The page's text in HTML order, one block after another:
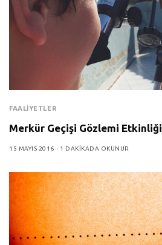
FAALIYETLER
Merkür Geçişi Gözlemi Etkinliği
15 MAYIS 2016 1 DAKIKADA OKUNUR